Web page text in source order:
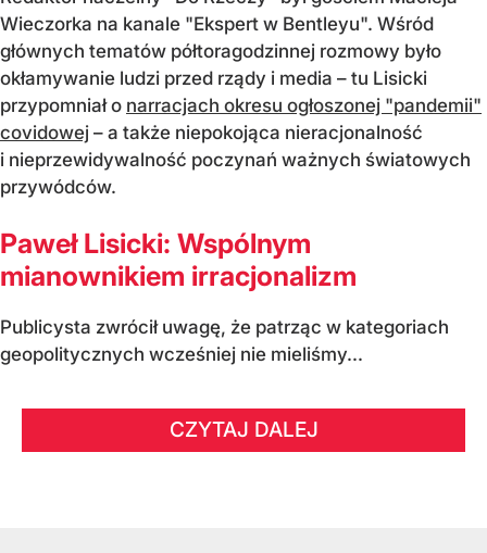
Wieczorka na kanale "Ekspert w Bentleyu". Wśród
głównych tematów półtoragodzinnej rozmowy było
okłamywanie ludzi przed rządy i media – tu Lisicki
przypomniał o narracjach okresu ogłoszonej "pandemii"
covidowej – a także niepokojąca nieracjonalność
i nieprzewidywalność poczynań ważnych światowych
przywódców.
Paweł Lisicki: Wspólnym
mianownikiem irracjonalizm
Publicysta zwrócił uwagę, że patrząc w kategoriach
geopolitycznych wcześniej nie mieliśmy...
CZYTAJ DALEJ